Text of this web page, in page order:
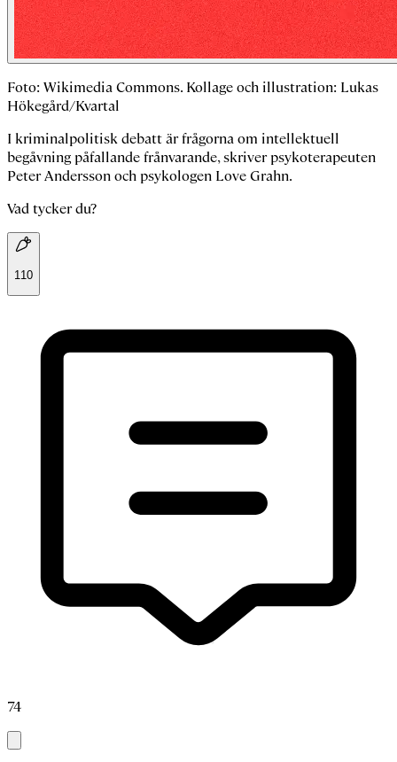
Foto: Wikimedia Commons. Kollage och illustration: Lukas
Hökegård/Kvartal
I kriminalpolitisk debatt är frågorna om intellektuell
begåvning påfallande frånvarande, skriver psykoterapeuten
Peter Andersson och psykologen Love Grahn.
Vad tycker du?
110
74